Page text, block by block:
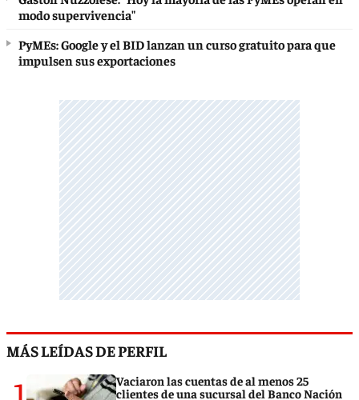
modo supervivencia"
PyMEs: Google y el BID lanzan un curso gratuito para que
impulsen sus exportaciones
MÁS LEÍDAS DE PERFIL
Vaciaron las cuentas de al menos 25
clientes de una sucursal del Banco Nación